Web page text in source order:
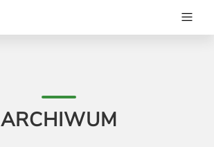
ARCHIWUM